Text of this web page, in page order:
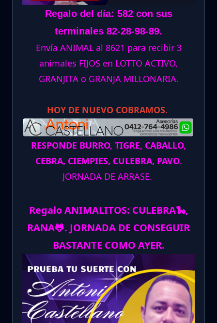
Regalo del día: 582 con sus
terminales 82-28-98-89.
Envía ANIMAL al 8621 para recibir 3
animales FIJOS en LOTTO ACTIVO,
GRANJITA o GRANJA MILLONARIA.
HOY DE NUEVO COBRAMOS.
RESPONDE BURRO, TIGRE, CABALLO,
CEBRA, CIEMPIES, CULEBRA, PAVO.
JORNADA DE ARRASE.
Regalo ANIMALITOS: CULEBRA🐍,
RANA🐸. JORNADA DE CONSEGUIR
BASTANTE COMO AYER.